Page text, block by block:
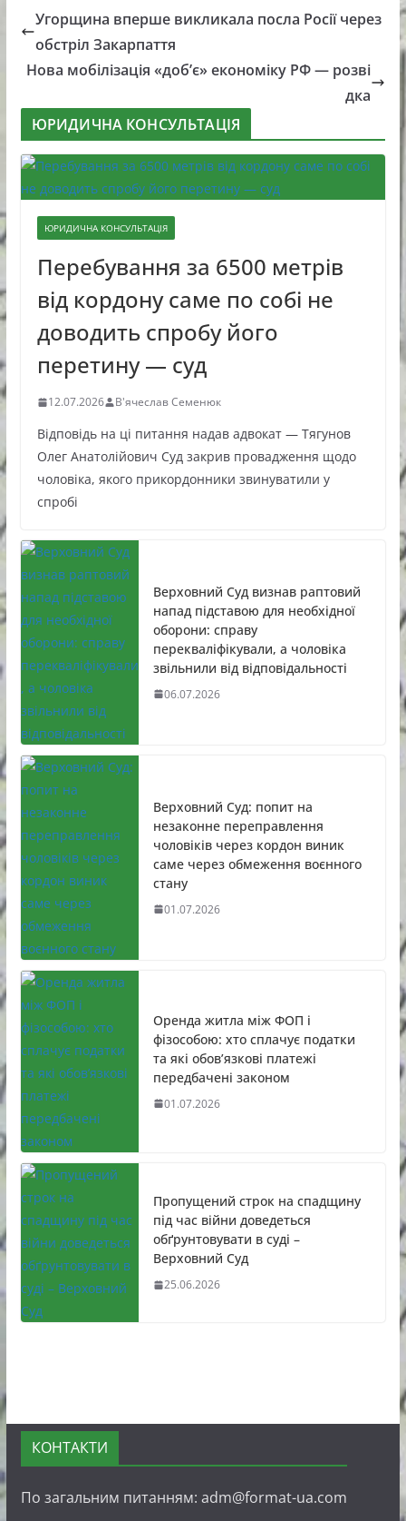
Угорщина вперше викликала посла Росії через
обстріл Закарпаття
Нова мобілізація «доб’є» економіку РФ — розві
дка
ЮРИДИЧНА КОНСУЛЬТАЦІЯ
ЮРИДИЧНА КОНСУЛЬТАЦІЯ
Перебування за 6500 метрів
від кордону саме по собі не
доводить спробу його
перетину — суд
12.07.2026 В'ячеслав Семенюк
Відповідь на ці питання надав адвокат — Тягунов
Олег Анатолійович Суд закрив провадження щодо
чоловіка, якого прикордонники звинуватили у
спробі
Верховний Суд визнав раптовий
напад підставою для необхідної
оборони: справу
перекваліфікували, а чоловіка
звільнили від відповідальності
06.07.2026
Верховний Суд: попит на
незаконне переправлення
чоловіків через кордон виник
саме через обмеження воєнного
стану
01.07.2026
Оренда житла між ФОП і
фізособою: хто сплачує податки
та які обов’язкові платежі
передбачені законом
01.07.2026
Пропущений строк на спадщину
під час війни доведеться
обґрунтовувати в суді –
Верховний Суд
25.06.2026
КОНТАКТИ
По загальним питанням: adm@format-ua.com